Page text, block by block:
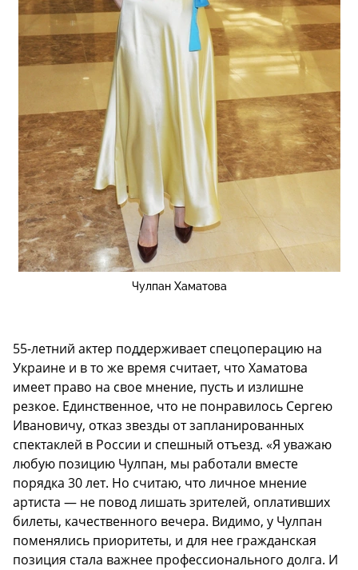
Чулпан Хаматова
55-летний актер поддерживает спецоперацию на
Украине и в то же время считает, что Хаматова
имеет право на свое мнение, пусть и излишне
резкое. Единственное, что не понравилось Сергею
Ивановичу, отказ звезды от запланированных
спектаклей в России и спешный отъезд. «Я уважаю
любую позицию Чулпан, мы работали вместе
порядка 30 лет. Но считаю, что личное мнение
артиста — не повод лишать зрителей, оплативших
билеты, качественного вечера. Видимо, у Чулпан
поменялись приоритеты, и для нее гражданская
позиция стала важнее профессионального долга. И